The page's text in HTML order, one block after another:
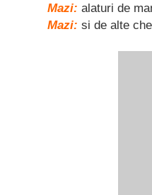
Mazi: alaturi de
Mazi: si de alte